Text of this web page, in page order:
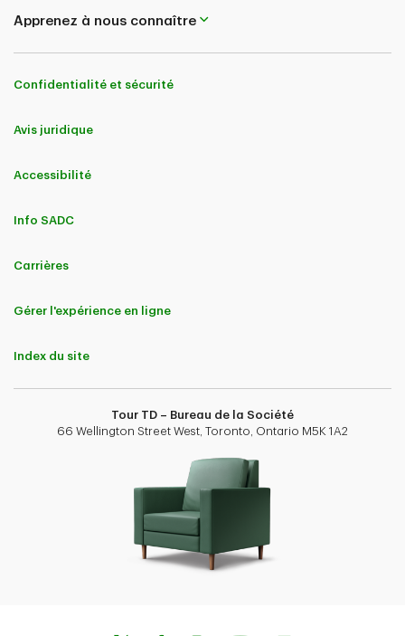
Apprenez à nous connaître
Confidentialité et sécurité
Avis juridique
Accessibilité
Info SADC
Carrières
Gérer l'expérience en ligne
Index du site
Tour TD – Bureau de la Société
66 Wellington Street West, Toronto, Ontario M5K 1A2